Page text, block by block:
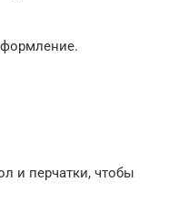
и перчатки, чтобы